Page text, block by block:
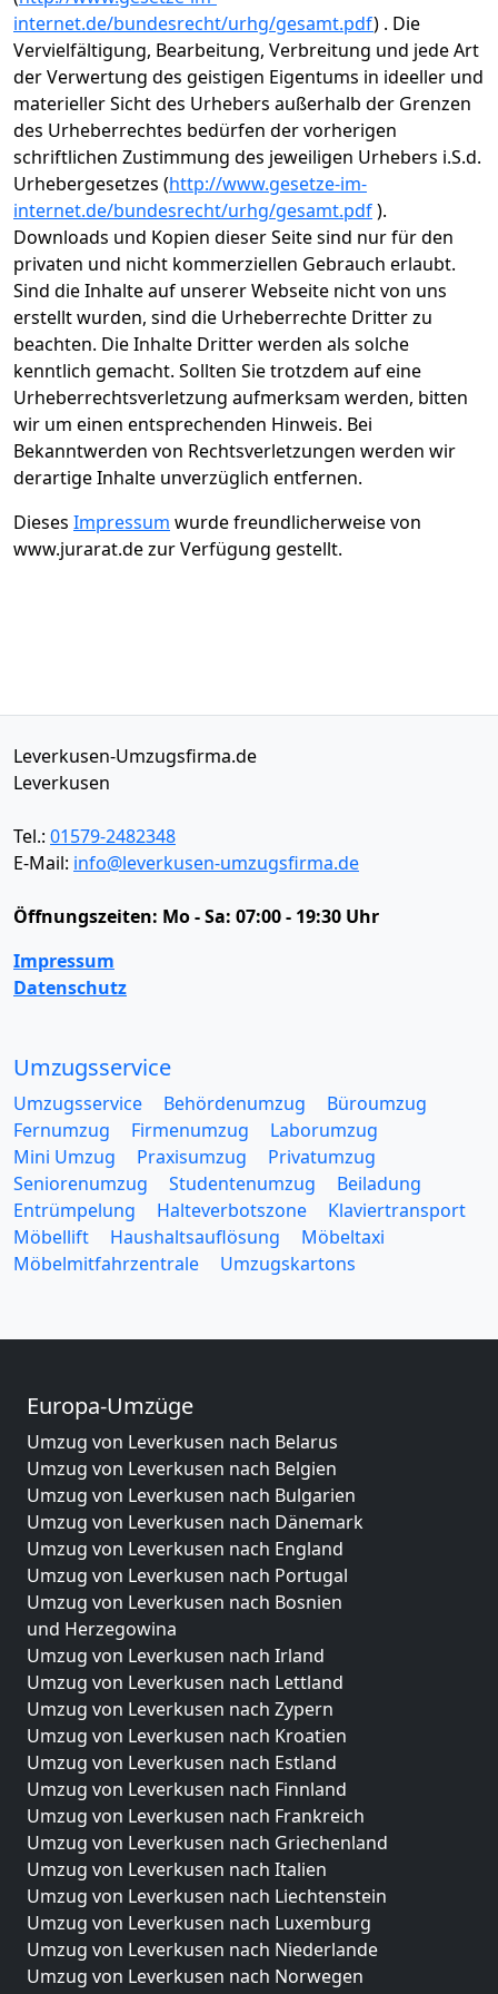
internet.de/bundesrecht/urhg/gesamt.pdf) . Die
Vervielfältigung, Bearbeitung, Verbreitung und jede Art
der Verwertung des geistigen Eigentums in ideeller und
materieller Sicht des Urhebers außerhalb der Grenzen
des Urheberrechtes bedürfen der vorherigen
schriftlichen Zustimmung des jeweiligen Urhebers i.S.d.
Urhebergesetzes (http://www.gesetze-im-
internet.de/bundesrecht/urhg/gesamt.pdf).
Downloads und Kopien dieser Seite sind nur für den
privaten und nicht kommerziellen Gebrauch erlaubt.
Sind die Inhalte auf unserer Webseite nicht von uns
erstellt wurden, sind die Urheberrechte Dritter zu
beachten. Die Inhalte Dritter werden als solche
kenntlich gemacht. Sollten Sie trotzdem auf eine
Urheberrechtsverletzung aufmerksam werden, bitten
wir um einen entsprechenden Hinweis. Bei
Bekanntwerden von Rechtsverletzungen werden wir
derartige Inhalte unverzüglich entfernen.
Dieses Impressum wurde freundlicherweise von
www.jurarat.de zur Verfügung gestellt.
Leverkusen-Umzugsfirma.de
Leverkusen
Tel.: 01579-2482348
E-Mail: info@leverkusen-umzugsfirma.de
Öffnungszeiten: Mo - Sa: 07:00 - 19:30 Uhr
Impressum
Datenschutz
Umzugsservice
Umzugsservice Behördenumzug
Büroumzug
Fernumzug
Firmenumzug
Laborumzug
Mini Umzug
Praxisumzug
Privatumzug
Seniorenumzug
Studentenumzug
Beiladung
Entrümpelung
Halteverbotszone
Klaviertransport
Möbellift
Haushaltsauflösung
Möbeltaxi
Möbelmitfahrzentrale
Umzugskartons
Europa-Umzüge
Umzug von Leverkusen nach Belarus
Umzug von Leverkusen nach Belgien
Umzug von Leverkusen nach Bulgarien
Umzug von Leverkusen nach Dänemark
Umzug von Leverkusen nach England
Umzug von Leverkusen nach Portugal
Umzug von Leverkusen nach Bosnien
und Herzegowina
Umzug von Leverkusen nach Irland
Umzug von Leverkusen nach Lettland
Umzug von Leverkusen nach Zypern
Umzug von Leverkusen nach Kroatien
Umzug von Leverkusen nach Estland
Umzug von Leverkusen nach Finnland
Umzug von Leverkusen nach Frankreich
Umzug von Leverkusen nach Griechenland
Umzug von Leverkusen nach Italien
Umzug von Leverkusen nach Liechtenstein
Umzug von Leverkusen nach Luxemburg
Umzug von Leverkusen nach Niederlande
Umzug von Leverkusen nach Norwegen